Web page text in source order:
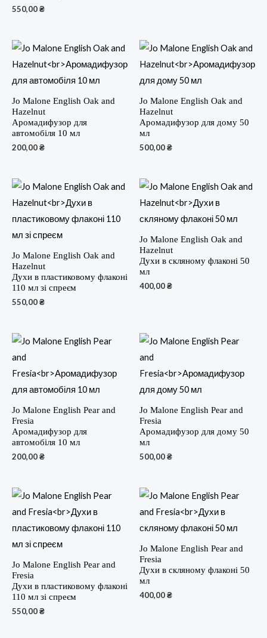
550,00₴
Jo Malone English Oak and
Hazelnut
Аромадифузор для
автомобіля 10 мл
200,00₴
Jo Malone English Oak and
Hazelnut
Аромадифузор для дому 50
мл
500,00₴
Jo Malone English Oak and
Hazelnut
Духи в пластиковому флаконі
110 мл зі спреєм
550,00₴
Jo Malone English Oak and
Hazelnut
Духи в скляному флаконі 50
мл
400,00₴
Jo Malone English Pear and
Fresia
Аромадифузор для
автомобіля 10 мл
200,00₴
Jo Malone English Pear and
Fresia
Аромадифузор для дому 50
мл
500,00₴
Jo Malone English Pear and
Fresia
Духи в пластиковому флаконі
110 мл зі спреєм
550,00₴
Jo Malone English Pear and
Fresia
Духи в скляному флаконі 50
мл
400,00₴